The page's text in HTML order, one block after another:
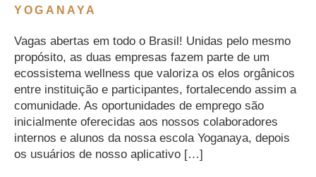
YOGANAYA
Vagas abertas em todo o Brasil! Unidas pelo mesmo
propósito, as duas empresas fazem parte de um
ecossistema wellness que valoriza os elos orgânicos
entre instituição e participantes, fortalecendo assim a
comunidade. As oportunidades de emprego são
inicialmente oferecidas aos nossos colaboradores
internos e alunos da nossa escola Yoganaya, depois
os usuários de nosso aplicativo […]